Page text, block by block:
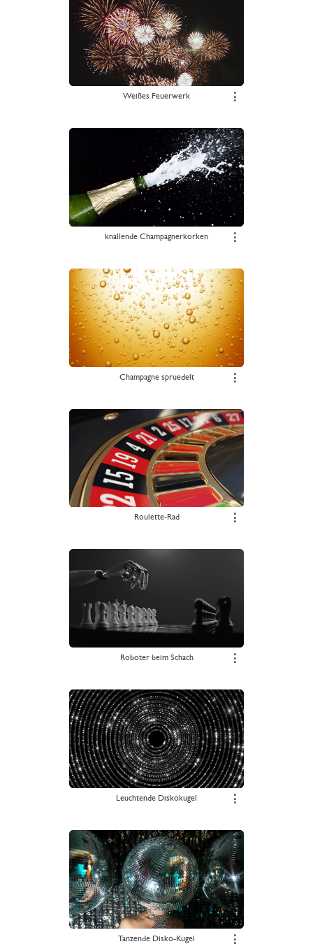
Weißes Feuerwerk ⋮
knallende Champagnerkorken ⋮
Champagne spruedelt ⋮
Roulette-Rad ⋮
Roboter beim Schach ⋮
Leuchtende Diskokugel ⋮
Tanzende Disko-Kugel ⋮